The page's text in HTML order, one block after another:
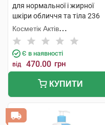
для нормальної і жирної
шкіри обличчя та тіла 236
мл 1 флакон
Косметік Актів
Інтернаціональ
Є в наявності
від 470.00 грн
КУПИТИ